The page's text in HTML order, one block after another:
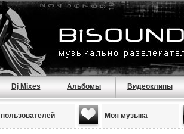
Dj Mixes Альбомы Видеоклипы
Моя музыка